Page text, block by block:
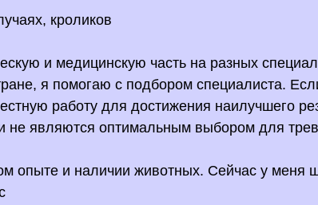
кроликов
и медицинскую часть на разных
я помогаю с подбором специалиста.
работу для достижения наилучшего
не являются оптимальным выбором для
опыте и наличии животных. Сейчас у меня